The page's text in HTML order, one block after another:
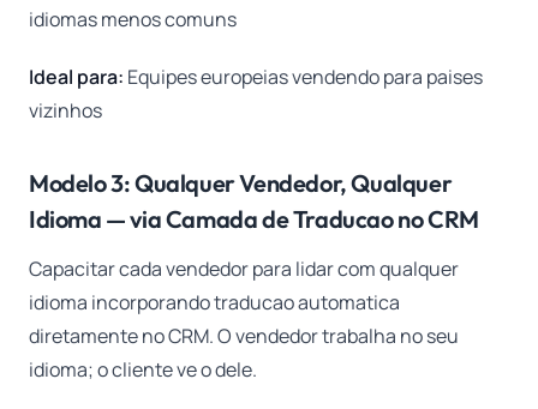
idiomas menos comuns
Ideal para: Equipes europeias vendendo para paises
vizinhos
Modelo 3: Qualquer Vendedor, Qualquer
Idioma — via Camada de Traducao no CRM
Capacitar cada vendedor para lidar com qualquer
idioma incorporando traducao automatica
diretamente no CRM. O vendedor trabalha no seu
idioma; o cliente ve o dele.